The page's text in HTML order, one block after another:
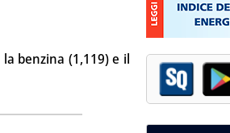
benzina (1,119) e il
. '